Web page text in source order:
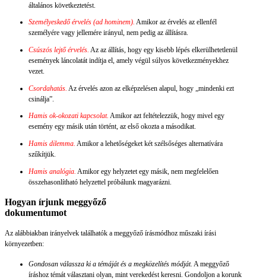
általános következtetést.
Személyeskedő érvelés (ad hominem). Amikor az érvelés az ellenfél
személyére vagy jellemére irányul, nem pedig az állításra.
Csúszós lejtő érvelés. Az az állítás, hogy egy kisebb lépés elkerülhetetlenül
események láncolatát indítja el, amely végül súlyos következményekhez
vezet.
Csordahatás. Az érvelés azon az elképzelésen alapul, hogy „mindenki ezt
csinálja”.
Hamis ok-okozati kapcsolat. Amikor azt feltételezzük, hogy mivel egy
esemény egy másik után történt, az első okozta a másodikat.
Hamis dilemma. Amikor a lehetőségeket két szélsőséges alternatívára
szűkítjük.
Hamis analógia. Amikor egy helyzetet egy másik, nem megfelelően
összehasonlítható helyzettel próbálunk magyarázni.
Hogyan írjunk meggyőző
dokumentumot
Az alábbiakban irányelvek találhatók a meggyőző írásmódhoz műszaki írási
környezetben:
Gondosan válassza ki a témáját és a megközelítés módját. A meggyőző
íráshoz témát választani olyan, mint verekedést keresni. Gondoljon a korunk